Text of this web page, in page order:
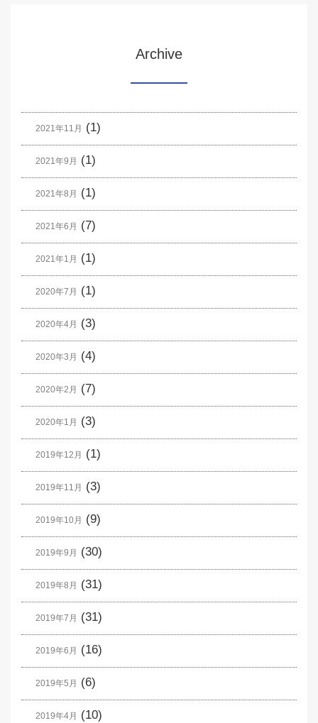
Archive
2021年11月 (1)
2021年9月 (1)
2021年8月 (1)
2021年6月 (7)
2021年1月 (1)
2020年7月 (1)
2020年4月 (3)
2020年3月 (4)
2020年2月 (7)
2020年1月 (3)
2019年12月 (1)
2019年11月 (3)
2019年10月 (9)
2019年9月 (30)
2019年8月 (31)
2019年7月 (31)
2019年6月 (16)
2019年5月 (6)
2019年4月 (10)